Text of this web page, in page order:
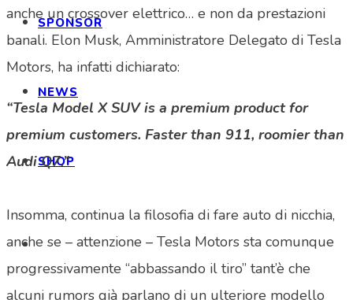
SPONSOR
NEWS
SHOP
anche un crossover elettrico… e non da prestazioni
banali. Elon Musk, Amministratore Delegato di Tesla
Motors, ha infatti dichiarato:
“Tesla Model X SUV is a premium product for
premium customers. Faster than 911, roomier than
Audi Q7.”
Insomma, continua la filosofia di fare auto di nicchia,
anche se – attenzione – Tesla Motors sta comunque
progressivamente “abbassando il tiro” tant’è che
alcuni rumors già parlano di un ulteriore modello